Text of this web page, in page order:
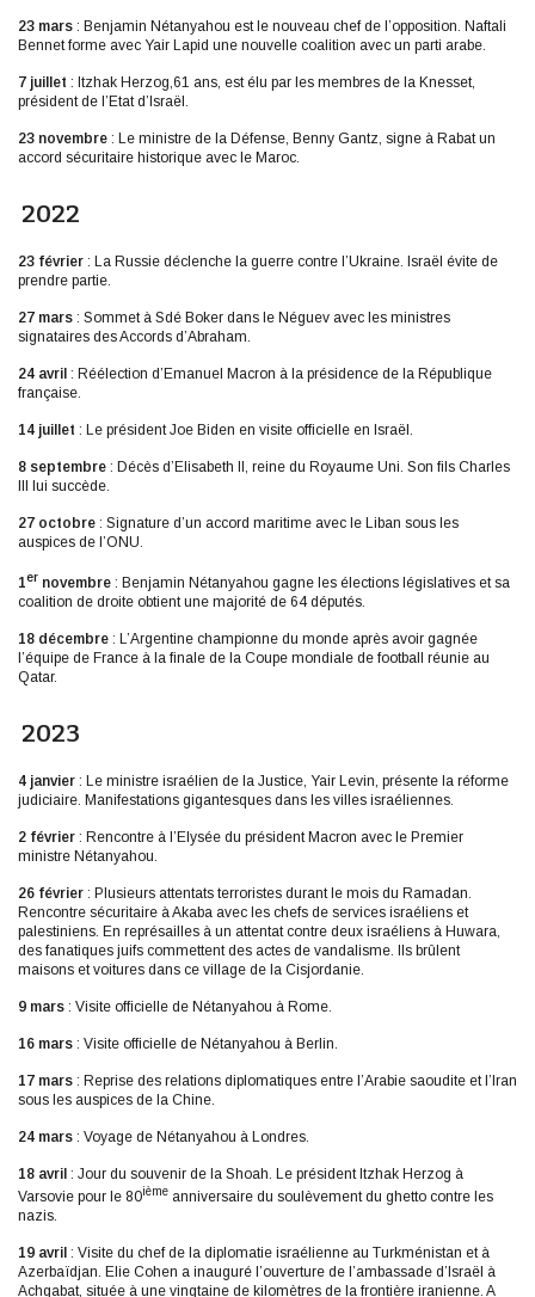
23 mars : Benjamin Nétanyahou est le nouveau chef de l’opposition. Naftali
Bennet forme avec Yair Lapid une nouvelle coalition avec un parti arabe.
7 juillet : Itzhak Herzog,61 ans, est élu par les membres de la Knesset,
président de l’Etat d’Israël.
23 novembre : Le ministre de la Défense, Benny Gantz, signe à Rabat un
accord sécuritaire historique avec le Maroc.
2022
23 février : La Russie déclenche la guerre contre l’Ukraine. Israël évite de
prendre partie.
27 mars : Sommet à Sdé Boker dans le Néguev avec les ministres
signataires des Accords d’Abraham.
24 avril : Réélection d’Emanuel Macron à la présidence de la République
française.
14 juillet : Le président Joe Biden en visite officielle en Israël.
8 septembre : Décès d’Elisabeth II, reine du Royaume Uni. Son fils Charles
III lui succède.
27 octobre : Signature d’un accord maritime avec le Liban sous les
auspices de l’ONU.
1er novembre : Benjamin Nétanyahou gagne les élections législatives et sa
coalition de droite obtient une majorité de 64 députés.
18 décembre : L’Argentine championne du monde après avoir gagnée
l’équipe de France à la finale de la Coupe mondiale de football réunie au
Qatar.
2023
4 janvier : Le ministre israélien de la Justice, Yair Levin, présente la réforme
judiciaire. Manifestations gigantesques dans les villes israéliennes.
2 février : Rencontre à l’Elysée du président Macron avec le Premier
ministre Nétanyahou.
26 février : Plusieurs attentats terroristes durant le mois du Ramadan.
Rencontre sécuritaire à Akaba avec les chefs de services israéliens et
palestiniens. En représailles à un attentat contre deux israéliens à Huwara,
des fanatiques juifs commettent des actes de vandalisme. Ils brûlent
maisons et voitures dans ce village de la Cisjordanie.
9 mars : Visite officielle de Nétanyahou à Rome.
16 mars : Visite officielle de Nétanyahou à Berlin.
17 mars : Reprise des relations diplomatiques entre l’Arabie saoudite et l’Iran
sous les auspices de la Chine.
24 mars : Voyage de Nétanyahou à Londres.
18 avril : Jour du souvenir de la Shoah. Le président Itzhak Herzog à
Varsovie pour le 80ième anniversaire du soulèvement du ghetto contre les
nazis.
19 avril : Visite du chef de la diplomatie israélienne au Turkménistan et à
Azerbaïdjan. Elie Cohen a inauguré l’ouverture de l’ambassade d’Israël à
Achgabat, située à une vingtaine de kilomètres de la frontière iranienne. A